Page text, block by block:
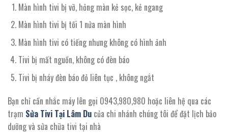
Màn hình tivi bị vỡ, hỏng màn kẻ sọc, kẻ ngang
Màn hình tivi bị tối 1 nửa màn hình
Màn hình tivi có tiếng nhưng không có hình ảnh
Tivi bị mất nguồn, không có đèn báo
Tivi bị nháy đèn báo đỏ liên tục , không ngắt
Bạn chỉ cần nhắc máy lên gọi 0943,980,980 hoặc liên hệ qua các
trạm Sửa Tivi Tại Lâm Du của chi nhánh chúng tôi để đặt lịch bảo
dưỡng và sửa chữa tivi tại nhà